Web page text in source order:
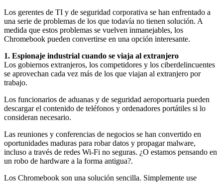
Los gerentes de TI y de seguridad corporativa se han enfrentado a
una serie de problemas de los que todavía no tienen solución. A
medida que estos problemas se vuelven inmanejables, los
Chromebook pueden convertirse en una opción interesante.
1. Espionaje industrial cuando se viaja al extranjero
Los gobiernos extranjeros, los competidores y los ciberdelincuentes
se aprovechan cada vez más de los que viajan al extranjero por
trabajo.
Los funcionarios de aduanas y de seguridad aeroportuaria pueden
descargar el contenido de teléfonos y ordenadores portátiles si lo
consideran necesario.
Las reuniones y conferencias de negocios se han convertido en
oportunidades maduras para robar datos y propagar malware,
incluso a través de redes Wi-Fi no seguras. ¿O estamos pensando en
un robo de hardware a la forma antigua?.
Los Chromebook son una solución sencilla. Simplemente use